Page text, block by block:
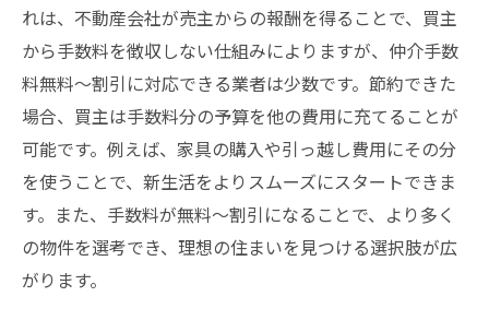
れは、不動産会社が売主からの報酬を得ることで、買主
から手数料を徴収しない仕組みによりますが、仲介手数
料無料～割引に対応できる業者は少数です。節約できた
場合、買主は手数料分の予算を他の費用に充てることが
可能です。例えば、家具の購入や引っ越し費用にその分
を使うことで、新生活をよりスムーズにスタートできま
す。また、手数料が無料～割引になることで、より多く
の物件を選考でき、理想の住まいを見つける選択肢が広
がります。